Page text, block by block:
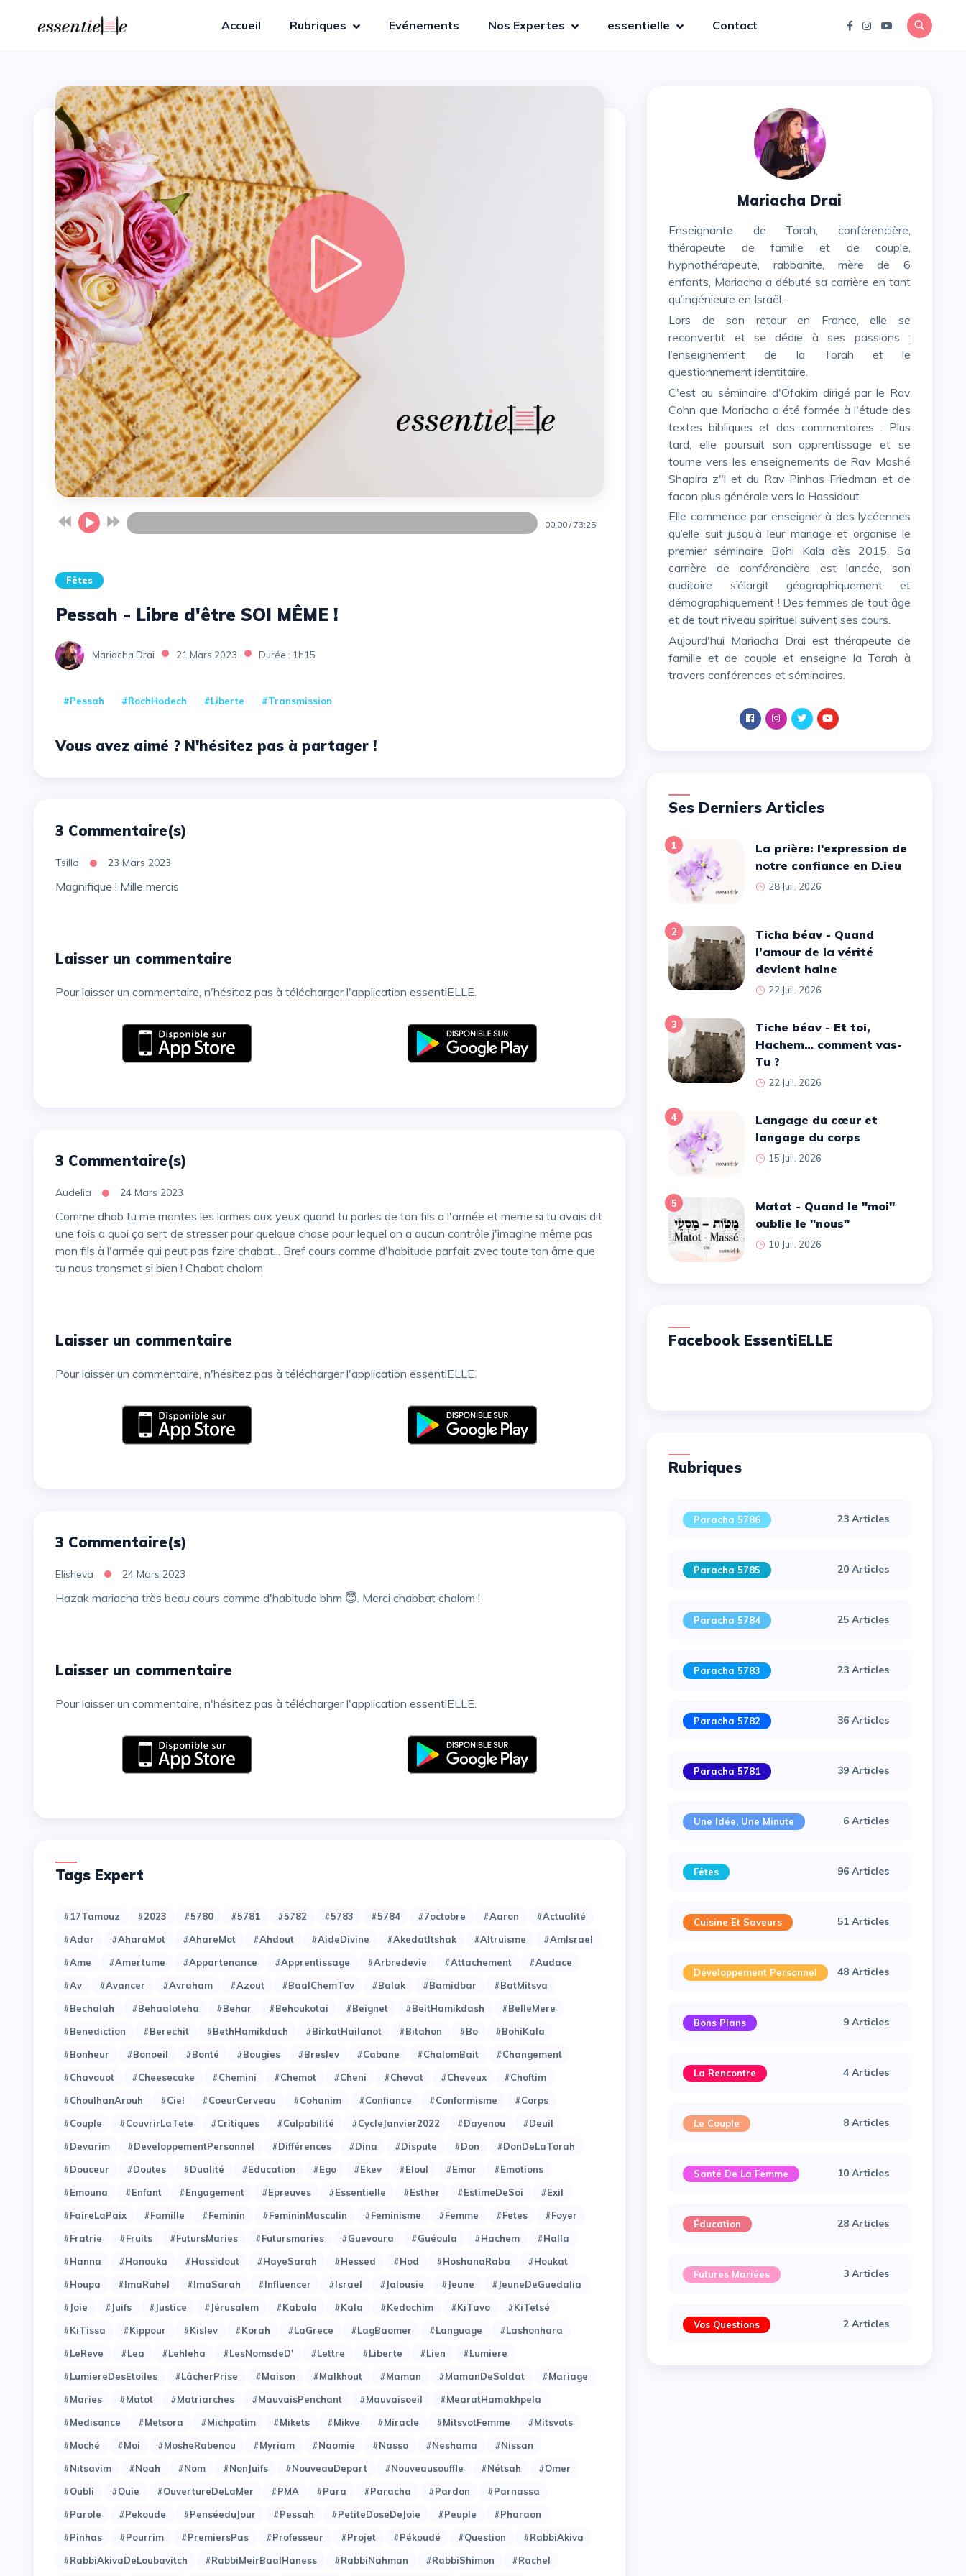
Accueil Rubriques Evénements Nos Expertes essentielle Contact
00:00 /73:25
Fêtes
Pessah - Libre d'être SOI MÊME !
Mariacha Drai 21 Mars 2023 Durée : 1h15
#Pessah #RochHodech #Liberte #Transmission
Vous avez aimé ? N'hésitez pas à partager !
3 Commentaire(s)
Tsilla 23 Mars 2023
Magnifique ! Mille mercis
Laisser un commentaire
Pour laisser un commentaire, n'hésitez pas à télécharger l'application essentiELLE.
3 Commentaire(s)
Audelia 24 Mars 2023
Comme dhab tu me montes les larmes aux yeux quand tu parles de ton fils a l'armée et meme si tu avais dit
une fois a quoi ça sert de stresser pour quelque chose pour lequel on a aucun contrôle j'imagine même pas
mon fils à l'armée qui peut pas fzire chabat... Bref cours comme d'habitude parfait zvec toute ton âme que
tu nous transmet si bien ! Chabat chalom
Laisser un commentaire
Pour laisser un commentaire, n'hésitez pas à télécharger l'application essentiELLE.
3 Commentaire(s)
Elisheva 24 Mars 2023
Hazak mariacha très beau cours comme d'habitude bhm 😇. Merci chabbat chalom !
Laisser un commentaire
Pour laisser un commentaire, n'hésitez pas à télécharger l'application essentiELLE.
Tags Expert
#17Tamouz #2023 #5780 #5781 #5782 #5783 #5784 #7octobre #Aaron
#Actualité
#Adar
#AharaMot #AhareMot #Ahdout #AideDivine #AkedatItshak #Altruisme
#AmIsrael
#Ame
#Amertume #Appartenance #Apprentissage #Arbredevie #Attachement
#Audace
#Av
#Avancer #Avraham #Azout #BaalChemTov #Balak #Bamidbar
#BatMitsva
#Bechalah
#Behaaloteha #Behar #Behoukotai #Beignet #BeitHamikdash
#BelleMere
#Benediction
#Berechit #BethHamikdach #BirkatHailanot #Bitahon #Bo
#BohiKala
#Bonheur
#Bonoeil #Bonté #Bougies #Breslev #Cabane #ChalomBait
#Changement
#Chavouot
#Cheesecake #Chemini #Chemot #Cheni #Chevat #Cheveux
#Choftim
#ChoulhanArouh
#Ciel #CoeurCerveau #Cohanim #Confiance #Conformisme
#Corps
#Couple
#CouvrirLaTete #Critiques #Culpabilité #CycleJanvier2022 #Dayenou
#Deuil
#Devarim
#DeveloppementPersonnel #Différences #Dina #Dispute #Don
#DonDeLaTorah
#Douceur
#Doutes #Dualité #Education #Ego #Ekev #Eloul #Emor
#Emotions
#Emouna
#Enfant #Engagement #Epreuves #Essentielle #Esther #EstimeDeSoi
#Exil
#FaireLaPaix
#Famille #Feminin #FemininMasculin #Feminisme #Femme #Fetes
#Foyer
#Fratrie
#Fruits #FutursMaries #Futursmaries #Guevoura #Guéoula #Hachem
#Halla
#Hanna
#Hanouka #Hassidout #HayeSarah #Hessed #Hod #HoshanaRaba
#Houkat
#Houpa
#ImaRahel #ImaSarah #Influencer #Israel #Jalousie #Jeune
#JeuneDeGuedalia
#Joie
#Juifs #Justice #Jérusalem #Kabala #Kala #Kedochim #KiTavo
#KiTetsé
#KiTissa
#Kippour #Kislev #Korah #LaGrece #LagBaomer #Language
#Lashonhara
#LeReve
#Lea #Lehleha #LesNomsdeD' #Lettre #Liberte #Lien
#Lumiere
#LumiereDesEtoiles
#LâcherPrise #Maison #Malkhout #Maman #MamanDeSoldat
#Mariage
#Maries
#Matot #Matriarches #MauvaisPenchant #Mauvaisoeil
#MearatHamakhpela
#Medisance
#Metsora #Michpatim #Mikets #Mikve #Miracle #MitsvotFemme
#Mitsvots
#Moché
#Moi #MosheRabenou #Myriam #Naomie #Nasso #Neshama
#Nissan
#Nitsavim
#Noah #Nom #NonJuifs #NouveauDepart #Nouveausouffle #Nétsah
#Omer
#Oubli
#Ouie #OuvertureDeLaMer #PMA #Para #Paracha #Pardon
#Parnassa
#Parole
#Pekoude #PenséeduJour #Pessah #PetiteDoseDeJoie #Peuple
#Pharaon
#Pinhas
#Pourrim #PremiersPas #Professeur #Projet #Pékoudé #Question
#RabbiAkiva
#RabbiAkivaDeLoubavitch
#RabbiMeirBaalHaness #RabbiNahman #RabbiShimon #Rachel
Mariacha Drai
Enseignante de Torah, conférencière,
thérapeute de famille et de couple,
hypnothérapeute, rabbanite, mère de 6
enfants, Mariacha a débuté sa carrière en tant
qu’ingénieure en Israël.
Lors de son retour en France, elle se
reconvertit et se dédie à ses passions :
l’enseignement de la Torah et le
questionnement identitaire.
C'est au séminaire d'Ofakim dirigé par le Rav
Cohn que Mariacha a été formée à l'étude des
textes bibliques et des commentaires . Plus
tard, elle poursuit son apprentissage et se
tourne vers les enseignements de Rav Moshé
Shapira z"l et du Rav Pinhas Friedman et de
facon plus générale vers la Hassidout.
Elle commence par enseigner à des lycéennes
qu’elle suit jusqu’à leur mariage et organise le
premier séminaire Bohi Kala dès 2015. Sa
carrière de conférencière est lancée, son
auditoire s’élargit géographiquement et
démographiquement ! Des femmes de tout âge
et de tout niveau spirituel suivent ses cours.
Aujourd'hui Mariacha Drai est thérapeute de
famille et de couple et enseigne la Torah à
travers conférences et séminaires.
Ses Derniers Articles
1
La prière: l'expression de
notre confiance en D.ieu
28 Juil. 2026
2
Ticha béav - Quand
l’amour de la vérité
devient haine
22 Juil. 2026
3
Tiche béav - Et toi,
Hachem… comment vas-
Tu ?
22 Juil. 2026
4
Langage du cœur et
langage du corps
15 Juil. 2026
5
Matot - Quand le ''moi''
oublie le ''nous''
10 Juil. 2026
Facebook EssentiELLE
Rubriques
Paracha 5786 23 Articles
Paracha 5785 20 Articles
Paracha 5784 25 Articles
Paracha 5783 23 Articles
Paracha 5782 36 Articles
Paracha 5781 39 Articles
Une Idée, Une Minute 6 Articles
Fêtes 96 Articles
Cuisine Et Saveurs 51 Articles
Développement Personnel 48 Articles
Bons Plans 9 Articles
La Rencontre 4 Articles
Le Couple 8 Articles
Santé De La Femme 10 Articles
Éducation 28 Articles
Futures Mariées 3 Articles
Vos Questions 2 Articles